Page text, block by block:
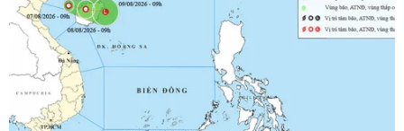
Trường Sa
Buổi truyền hình trực tuyến có điểm cầu trong đất
liền tại thành phố Nha Trang và kết nối với ba
điểm cầu tại thị trấn Trường Sa, xã Sinh Tồn và xã
Song Tử Tây của huyện đảo Trường Sa.